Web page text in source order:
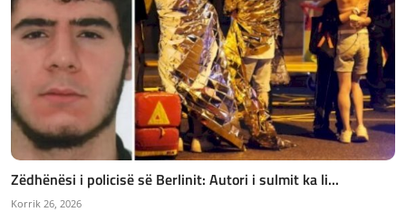
Zëdhënësi i policisë së Berlinit: Autori i sulmit ka li...
Korrik 26, 2026